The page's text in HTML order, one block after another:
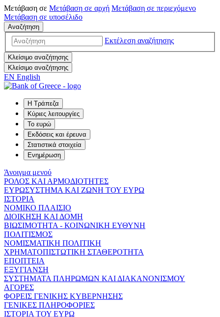
Μετάβαση σε Μετάβαση σε αρχή Μετάβαση σε περιεχόμενο
Μετάβαση σε υποσέλιδο
Αναζήτηση
Εκτέλεση αναζήτησης
Κλείσιμο αναζήτησης
Κλείσιμο αναζήτησης
EN English
Η Τράπεζα
Κύριες λειτουργίες
Το ευρώ
Εκδόσεις και έρευνα
Στατιστικά στοιχεία
Ενημέρωση
Άνοιγμα μενού
ΡΟΛΟΣ ΚΑΙ ΑΡΜΟΔΙΟΤΗΤΕΣ
ΕΥΡΩΣΥΣΤΗΜΑ ΚΑΙ ΖΩΝΗ ΤΟΥ ΕΥΡΩ
ΙΣΤΟΡΙΑ
ΝΟΜΙΚΟ ΠΛΑΙΣΙΟ
ΔΙΟΙΚΗΣΗ ΚΑΙ ΔΟΜΗ
ΒΙΩΣΙΜΟΤΗΤΑ - ΚΟΙΝΩΝΙΚΗ ΕΥΘΥΝΗ
ΠΟΛΙΤΙΣΜΟΣ
ΝΟΜΙΣΜΑΤΙΚΗ ΠΟΛΙΤΙΚΗ
ΧΡΗΜΑΤΟΠΙΣΤΩΤΙΚΗ ΣΤΑΘΕΡΟΤΗΤΑ
ΕΠΟΠΤΕΙΑ
ΕΞΥΓΙΑΝΣΗ
ΣΥΣΤΗΜΑΤΑ ΠΛΗΡΩΜΩΝ ΚΑΙ ΔΙΑΚΑΝΟΝΙΣΜΟΥ
ΑΓΟΡΕΣ
ΦΟΡΕΙΣ ΓΕΝΙΚΗΣ ΚΥΒΕΡΝΗΣΗΣ
ΓΕΝΙΚΕΣ ΠΛΗΡΟΦΟΡΙΕΣ
ΙΣΤΟΡΙΑ ΤΟΥ ΕΥΡΩ